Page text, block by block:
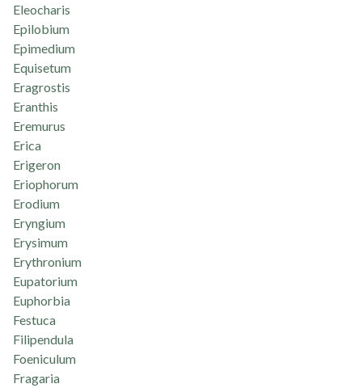
Eleocharis
Epilobium
Epimedium
Equisetum
Eragrostis
Eranthis
Eremurus
Erica
Erigeron
Eriophorum
Erodium
Eryngium
Erysimum
Erythronium
Eupatorium
Euphorbia
Festuca
Filipendula
Foeniculum
Fragaria